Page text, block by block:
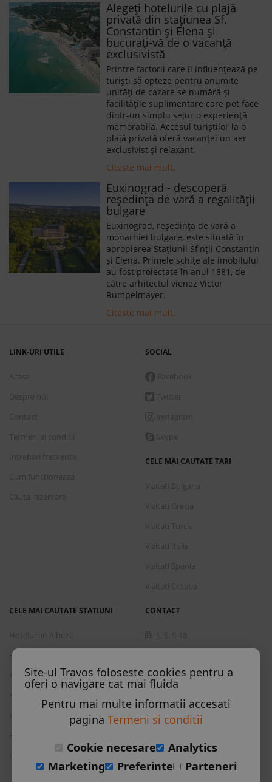
Alegeți hotelurile cu plajă
privată din stațiunea Sf.
Constantin și Elena și
bucurați-vă de o vacanță
exclusivistă
Printre factorii care îi influențează pe
turiști să opteze pentru anumite
unități de cazare se numără și
facilitățile suplimentare care pot face
dintr-un simplu sejur o experiență
memorabilă. Accesul turiștilor la o
plajă privată oferă vacanței un aer
exclusivist și relaxant.
Citeste mai mult.
Euxinograd - descoperă
reședința de vară a regalității
bulgare
Euxinograd, reședința de vară a
monarhiei bulgare, este situată în
apropierea Stațiunii Sfinții Constantin
și Elena. Primele schițe ale imobilului
au fost proiectate în anul 1881, de
către arhitectul vienez Victor
Rumpelmayer.
Citeste mai mult.
LINK-URI UTILE SOCIAL
CELE MAI CAUTATE TARI
CELE MAI CAUTATE STATIUNI
Hoteluri in Bansko
Hoteluri in Nisipurile de Aur
Hoteluri in Antalya
Destinatii in toata lumea
CONTACT
office@travos.ro
Polita de asigurare
Site-ul Travos foloseste cookies pentru a
oferi o navigare cat mai fluida
Pentru mai multe informatii accesati
pagina Termeni si conditii
Cookie necesare
Analytics
Marketing
Preferinte Parteneri